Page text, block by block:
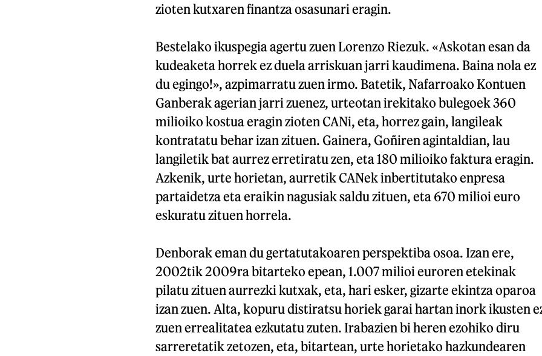
zioten kutxaren finantza osasunari eragin.
Bestelako ikuspegia agertu zuen Lorenzo Riezuk. «Askotan esan da
kudeaketa horrek ez duela arriskuan jarri kaudimena. Baina nola ez
du egingo!», azpimarratu zuen irmo. Batetik, Nafarroako Kontuen
Ganberak agerian jarri zuenez, urteotan irekitako bulegoek 360
milioiko kostua eragin zioten CANi, eta, horrez gain, langileak
kontratatu behar izan zituen. Gainera, Goñiren agintaldian, lau
langiletik bat aurrez erretiratu zen, eta 180 milioiko faktura eragin.
Azkenik, urte horietan, aurretik CANek inbertitutako enpresa
partaidetza eta eraikin nagusiak saldu zituen, eta 670 milioi euro
eskuratu zituen horrela.
Denborak eman du gertatutakoaren perspektiba osoa. Izan ere,
2002tik 2009ra bitarteko epean, 1.007 milioi euroren etekinak
pilatu zituen aurrezki kutxak, eta, hari esker, gizarte ekintza oparoa
izan zuen. Alta, kopuru distiratsu horiek garai hartan inork ikusten
zuen errealitatea ezkutatu zuten. Irabazien bi heren ezohiko diru
sarreretatik zetozen, eta, bitartean, urte horietako hazkundearen